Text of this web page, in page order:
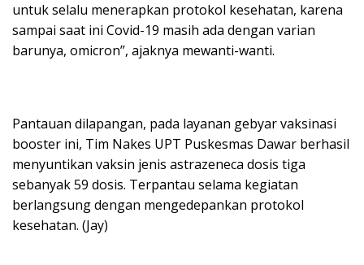
untuk selalu menerapkan protokol kesehatan, karena
sampai saat ini Covid-19 masih ada dengan varian
barunya, omicron”, ajaknya mewanti-wanti.
Pantauan dilapangan, pada layanan gebyar vaksinasi
booster ini, Tim Nakes UPT Puskesmas Dawar berhasil
menyuntikan vaksin jenis astrazeneca dosis tiga
sebanyak 59 dosis. Terpantau selama kegiatan
berlangsung dengan mengedepankan protokol
kesehatan. (Jay)